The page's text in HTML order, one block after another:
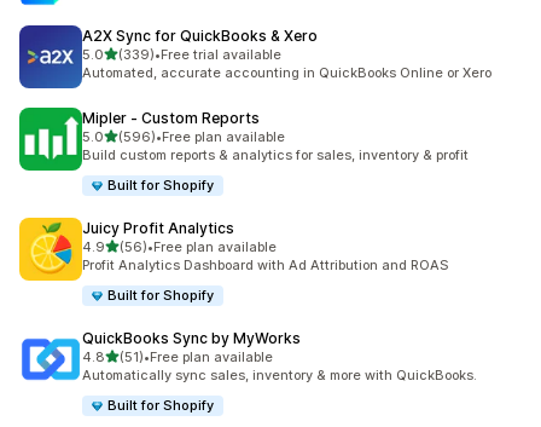
A2X Sync for QuickBooks & Xero
5.0เต็ม 5 ดาว
(339)
ทั้งหมด 339 รีวิว
•Free trial available
Automated, accurate accounting in QuickBooks Online or Xero
Mipler ‑ Custom Reports
5.0เต็ม 5 ดาว
(596)
ทั้งหมด 596 รีวิว
•Free plan available
Build custom reports & analytics for sales, inventory & profit
Built for Shopify
Juicy Profit Analytics
4.9เต็ม 5 ดาว
(56)
ทั้งหมด 56 รีวิว
•Free plan available
Profit Analytics Dashboard with Ad Attribution and ROAS
Built for Shopify
QuickBooks Sync by MyWorks
4.8เต็ม 5 ดาว
(51)
ทั้งหมด 51 รีวิว
•Free plan available
Automatically sync sales, inventory & more with QuickBooks.
Built for Shopify